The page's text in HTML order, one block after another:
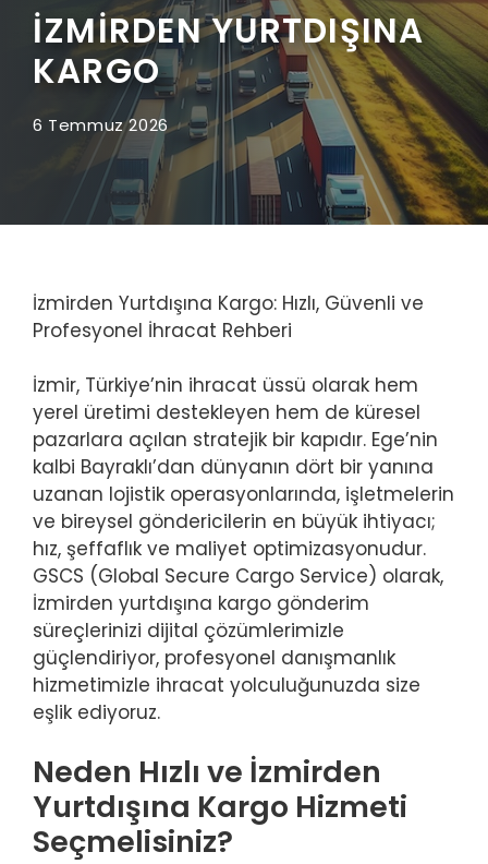
İZMIRDEN YURTDIŞINA
KARGO
6 Temmuz 2026
İzmirden Yurtdışına Kargo: Hızlı, Güvenli ve
Profesyonel İhracat Rehberi
İzmir, Türkiye’nin ihracat üssü olarak hem
yerel üretimi destekleyen hem de küresel
pazarlara açılan stratejik bir kapıdır. Ege’nin
kalbi Bayraklı’dan dünyanın dört bir yanına
uzanan lojistik operasyonlarında, işletmelerin
ve bireysel göndericilerin en büyük ihtiyacı;
hız, şeffaflık ve maliyet optimizasyonudur.
GSCS (Global Secure Cargo Service) olarak,
İzmirden yurtdışına kargo gönderim
süreçlerinizi dijital çözümlerimizle
güçlendiriyor, profesyonel danışmanlık
hizmetimizle ihracat yolculuğunuzda size
eşlik ediyoruz.
Neden Hızlı ve İzmirden
Yurtdışına Kargo Hizmeti
Seçmelisiniz?